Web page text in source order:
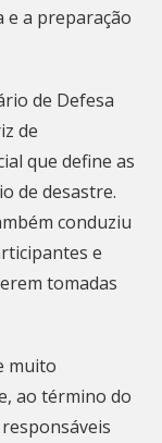
e a preparação
de Defesa
de
que define as
de desastre.
conduziu
e
tomadas
muito
ao término do